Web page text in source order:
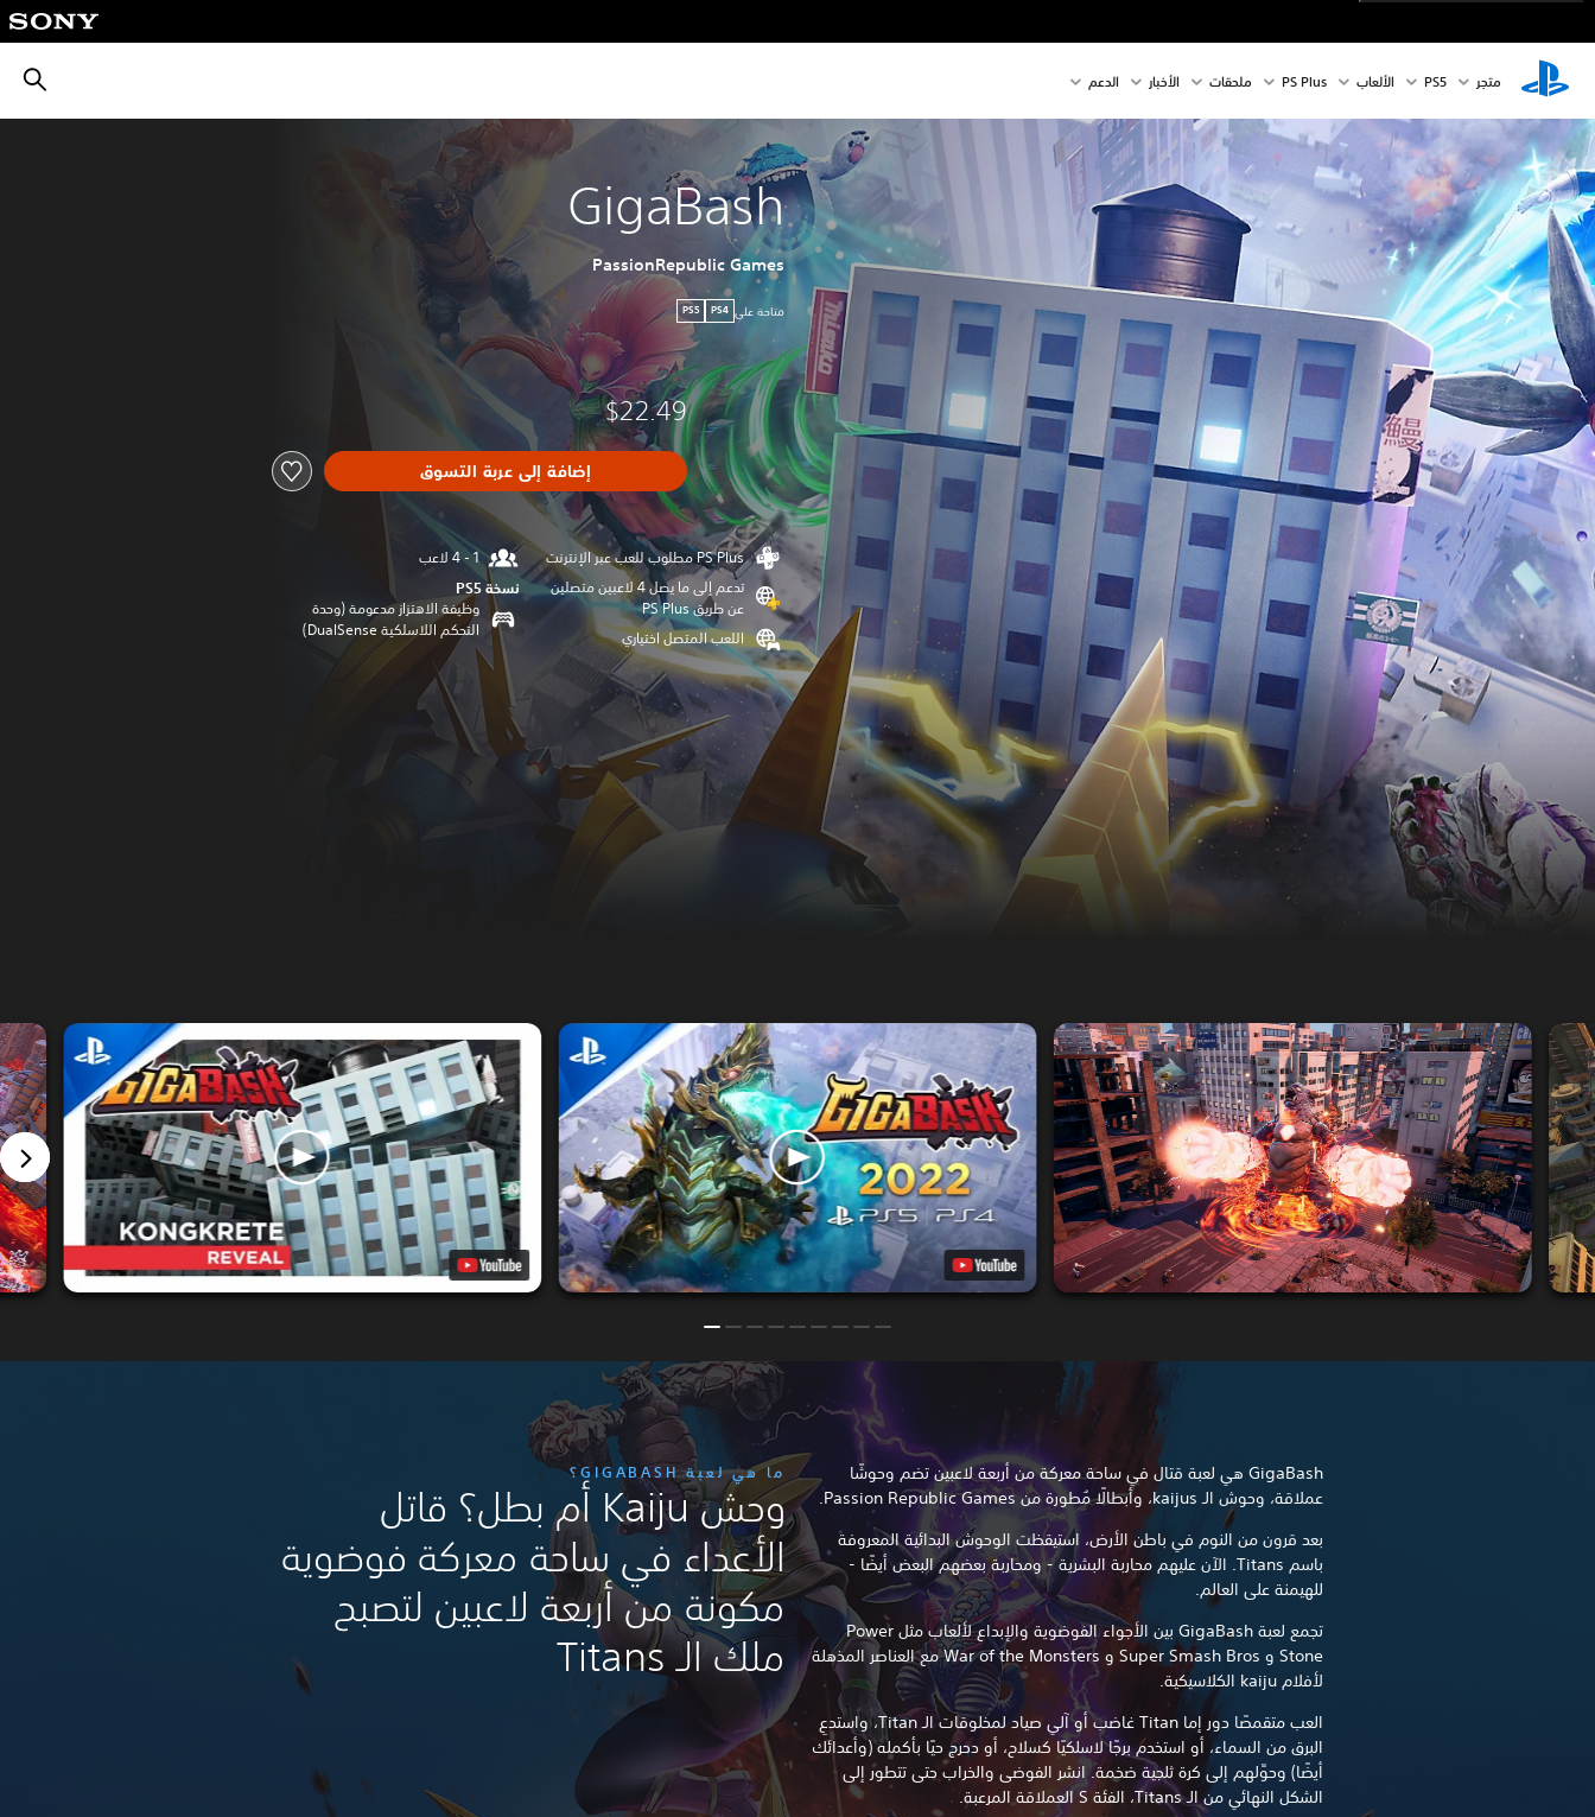
متجر PS5‏ الألعاب PS Plus ملحقات الأخبار الدعم
GigaBash
PassionRepublic Games
متاحة على PS4
PS5
$22.49
إضافة إلى عربة التسوق
‏PS Plus مطلوب للعب عبر الإنترنت
تدعم إلى ما يصل 4 لاعبين متصلين
عن طريق PS Plus‏
اللعب المتصل اختياري
‏1 - 4 لاعب
نسخة PS5‏
وظيفة الاهتزاز مدعومة (وحدة
التحكم اللاسلكية DualSense‏)
ما هي لعبة GIGABASH؟
وحش Kaiju أم بطل؟ قاتل
الأعداء في ساحة معركة فوضوية
مكونة من أربعة لاعبين لتصبح
ملك الـ Titans
GigaBash هي لعبة قتال في ساحة معركة من أربعة لاعبين تضم وحوشًا
عملاقة، وحوش الـ kaijus، وأبطالًا مُطورة من Passion Republic Games.
بعد قرون من النوم في باطن الأرض، استيقظت الوحوش البدائية المعروفة
باسم Titans. الآن عليهم محاربة البشرية - ومحاربة بعضهم البعض أيضًا -
للهيمنة على العالم.
تجمع لعبة GigaBash بين الأجواء الفوضوية والإبداع لألعاب مثل Power
Stone و Super Smash Bros و War of the Monsters مع العناصر المذهلة
لأفلام kaiju الكلاسيكية.
العب متقمصًا دور إما Titan غاضب أو آلي صياد لمخلوقات الـ Titan، واستدعِ
البرق من السماء، أو استخدم برجًا لاسلكيًا كسلاح، أو دحرج حيًا بأكمله (وأعدائك
أيضًا) وحوِّلهم إلى كرة ثلجية ضخمة. انشر الفوضى والخراب حتى تتطور إلى
الشكل النهائي من الـ Titans، الفئة S العملاقة المرعبة.